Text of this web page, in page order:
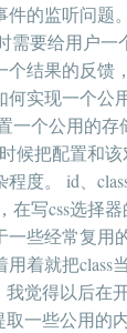
件的监听问题
需要给用户一
个结果的反馈
何实现一个公
一个公用的存
候把配置和该
度。 id、
在写css选择
些经常复用
着就把class
我觉得以后在
取一些公用的